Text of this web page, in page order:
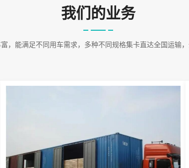
我们的业务
，能满足不同用车需求，多种不同规格集卡直达全国运输，